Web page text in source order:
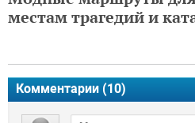
местам трагедий и
Комментарии (10)